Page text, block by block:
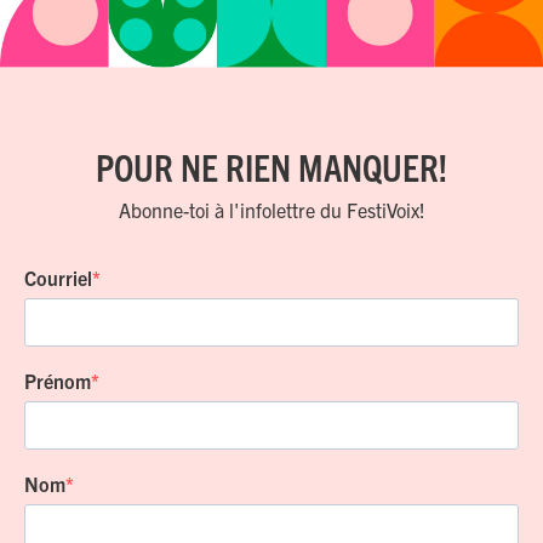
POUR NE RIEN MANQUER!
Abonne-toi à l'infolettre du FestiVoix!
Courriel
Prénom
Nom